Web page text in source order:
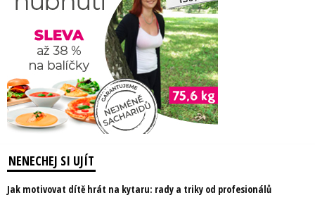
NENECHEJ SI UJÍT
Jak motivovat dítě hrát na kytaru: rady a triky od profesionálů